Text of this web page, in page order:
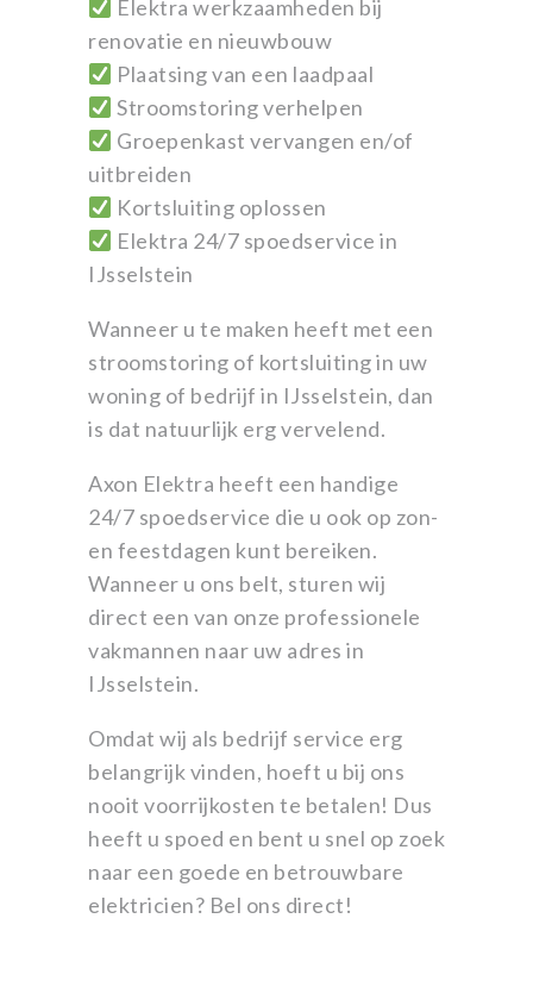
Elektra werkzaamheden bij
renovatie en nieuwbouw
Plaatsing van een laadpaal
Stroomstoring verhelpen
Groepenkast vervangen en/of
uitbreiden
Kortsluiting oplossen
Elektra 24/7 spoedservice in
IJsselstein
Wanneer u te maken heeft met een
stroomstoring of kortsluiting in uw
woning of bedrijf in IJsselstein, dan
is dat natuurlijk erg vervelend.
Axon Elektra heeft een handige
24/7 spoedservice die u ook op zon-
en feestdagen kunt bereiken.
Wanneer u ons belt, sturen wij
direct een van onze professionele
vakmannen naar uw adres in
IJsselstein.
Omdat wij als bedrijf service erg
belangrijk vinden, hoeft u bij ons
nooit voorrijkosten te betalen! Dus
heeft u spoed en bent u snel op zoek
naar een goede en betrouwbare
elektricien? Bel ons direct!